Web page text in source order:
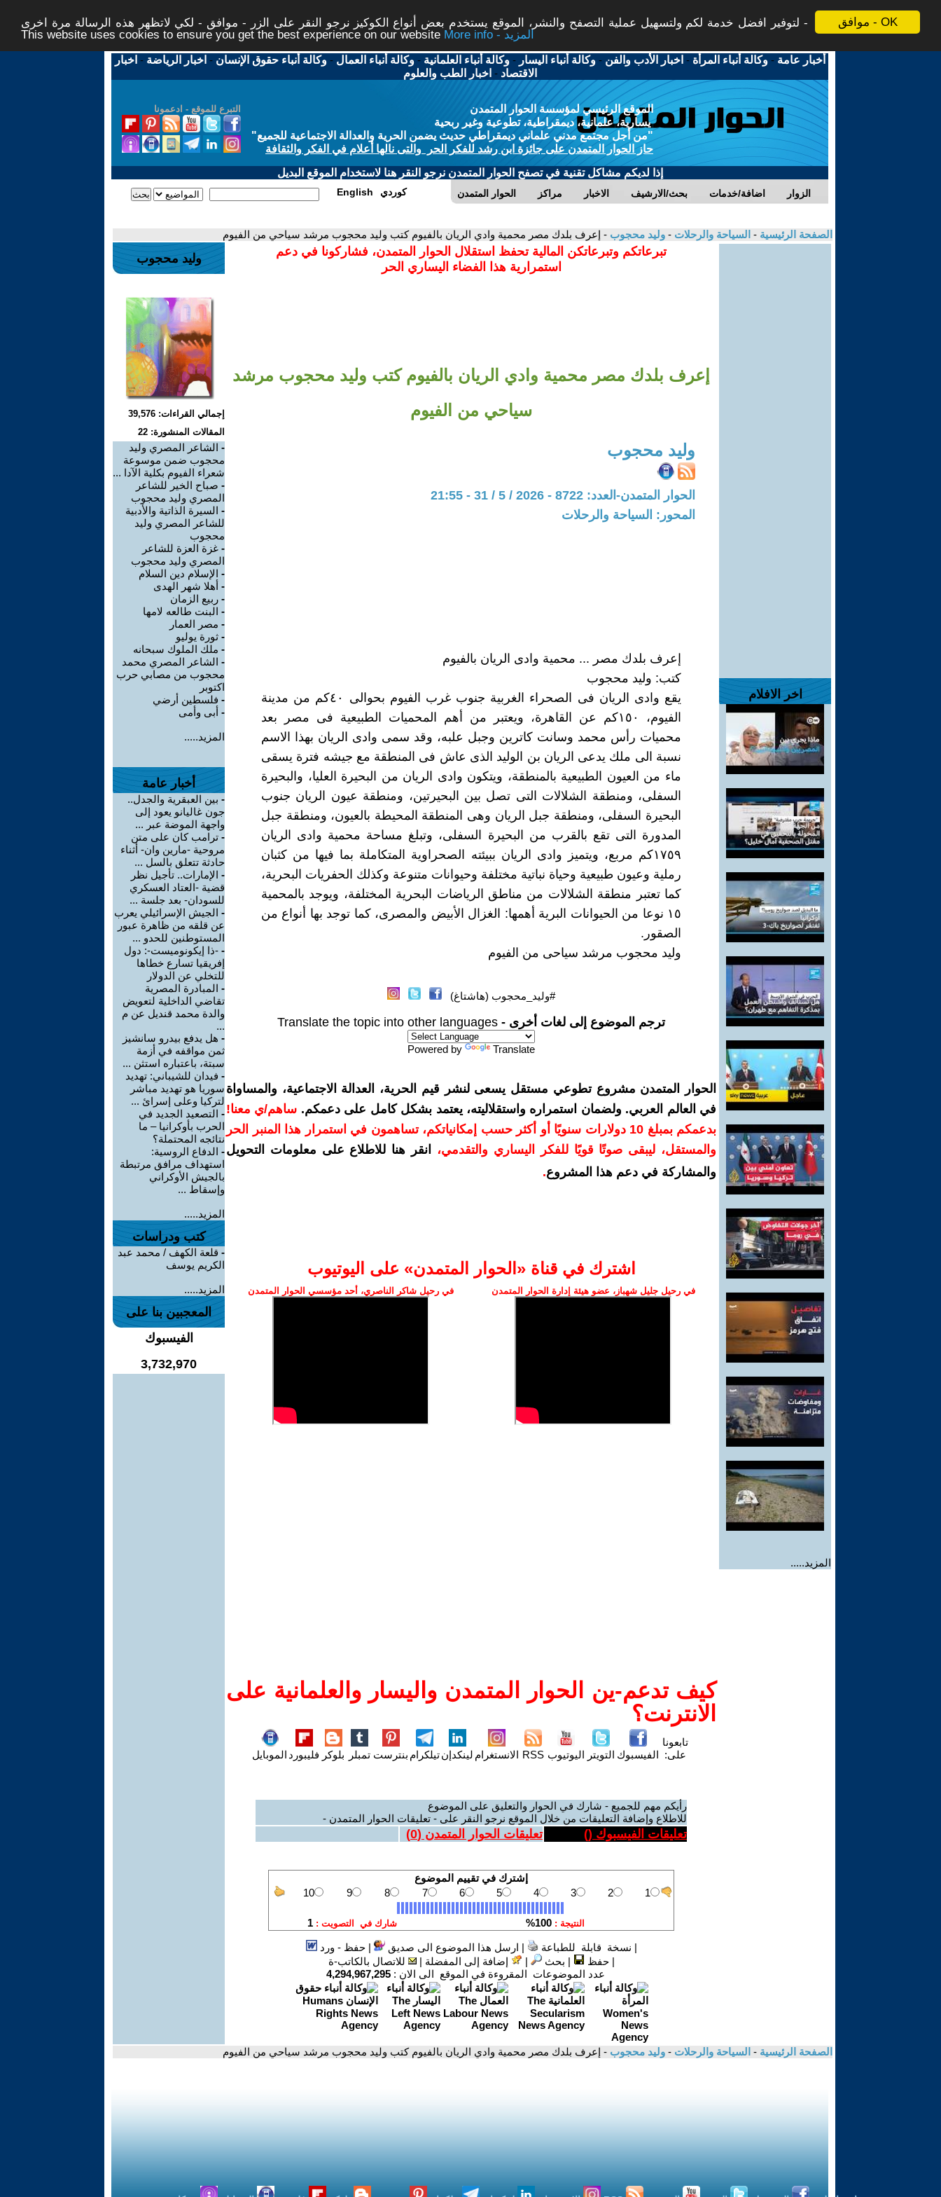
موافق - OK
لتوفير افضل خدمة لكم ولتسهيل عملية التصفح والنشر، الموقع يستخدم بعض أنواع الكوكيز نرجو النقر على الزر - موافق - لكي لاتظهر هذه الرسالة مرة اخرى -
This website uses cookies to ensure you get the best experience on our website
More info - المزيد
أخبار عامة -وكالة أنباء المرأة - اخبار الأدب والفن -وكالة أنباء اليسار -وكالة أنباء العلمانية -وكالة أنباء العمال -وكالة أنباء حقوق الإنسان - اخبار الرياضة - اخبار
الاقتصاد - اخبار الطب والعلوم
التبرع للموقع - ادعمونا
الموقع الرئيسي لمؤسسة الحوار المتمدن
يسارية، علمانية، ديمقراطية، تطوعية وغير ربحية
"من أجل مجتمع مدني علماني ديمقراطي حديث يضمن الحرية والعدالة الاجتماعية للجميع"
حاز الحوار المتمدن على جائزة ابن رشد للفكر الحر والتى نالها أعلام في الفكر والثقافة
إذا لديكم مشاكل تقنية في تصفح الحوار المتمدن نرجو النقر هنا لاستخدام الموقع البديل
الحوار المتمدن مراكز الاخبار بحث/الارشيف اضافة/خدمات الزوار English كوردي
الصفحة الرئيسية - السياحة والرحلات - وليد محجوب - إعرف بلدك مصر محمية وادي الريان بالفيوم كتب وليد محجوب مرشد سياحي من الفيوم
اخر الافلام
المزيد.....
تبرعاتكم وتبرعاتكن المالية تحفظ استقلال الحوار المتمدن، فشاركونا في دعم
استمرارية هذا الفضاء اليساري الحر
إعرف بلدك مصر محمية وادي الريان بالفيوم كتب وليد محجوب مرشد
سياحي من الفيوم
وليد محجوب
الحوار المتمدن-العدد: 8722 - 2026 / 5 / 31 - 21:55
المحور: السياحة والرحلات
إعرف بلدك مصر ... محمية وادى الريان بالفيوم
كتب: وليد محجوب
يقع وادى الريان فى الصحراء الغربية جنوب غرب الفيوم بحوالى ٤٠كم من مدينة
الفيوم، ١٥٠كم عن القاهرة، ويعتبر من أهم المحميات الطبيعية فى مصر بعد
محميات رأس محمد وسانت كاترين وجبل علبه، وقد سمى وادى الريان بهذا الاسم
نسبة الى ملك يدعى الريان بن الوليد الذى عاش فى المنطقة مع جيشه فترة يسقى
ماء من العيون الطبيعية بالمنطقة، ويتكون وادى الريان من البحيرة العليا، والبحيرة
السفلى، ومنطقة الشلالات التى تصل بين البحيرتين، ومنطقة عيون الريان جنوب
البحيرة السفلى، ومنطقة جبل الريان وهى المنطقة المحيطة بالعيون، ومنطقة جبل
المدورة التى تقع بالقرب من البحيرة السفلى، وتبلغ مساحة محمية وادى الريان
١٧٥٩كم مربع، ويتميز وادى الريان ببيئته الصحراوية المتكاملة بما فيها من كثبان
رملية وعيون طبيعية وحياة نباتية مختلفة وحيوانات متنوعة وكذلك الحفريات البحرية،
كما تعتبر منطقة الشلالات من مناطق الرياضات البحرية المختلفة، ويوجد بالمحمية
١٥ نوعا من الحيوانات البرية أهمها: الغزال الأبيض والمصرى، كما توجد بها أنواع من
الصقور.
وليد محجوب مرشد سياحى من الفيوم
#وليد_محجوب (هاشتاغ)
ترجم الموضوع إلى لغات أخرى - Translate the topic into other languages
Powered by Translate
الحوار المتمدن مشروع تطوعي مستقل يسعى لنشر قيم الحرية، العدالة الاجتماعية، والمساواة
في العالم العربي. ولضمان استمراره واستقلاليته، يعتمد بشكل كامل على دعمكم. ساهم/ي معنا!
بدعمكم بمبلغ 10 دولارات سنويًا أو أكثر حسب إمكانياتكم، تساهمون في استمرار هذا المنبر الحر
والمستقل، ليبقى صوتًا قويًا للفكر اليساري والتقدمي،
انقر هنا للاطلاع على معلومات التحويل
والمشاركة في دعم هذا المشروع.
اشترك في قناة ‫«الحوار المتمدن» على اليوتيوب
في رحيل جليل شهباز، عضو هيئة إدارة الحوار المتمدن في رحيل شاكر الناصري، أحد مؤسسي الحوار المتمدن
كيف تدعم-ين الحوار المتمدن واليسار والعلمانية على
الانترنت؟
تابعونا
على: الفيسبوك التويتر اليوتيوب RSS الانستغرام لينكدإنتيلكرام بنترست تمبلر بلوكر فليبورد الموبايل
رأيكم مهم للجميع - شارك في الحوار والتعليق على الموضوع
للاطلاع وإضافة التعليقات من خلال الموقع نرجو النقر على - تعليقات الحوار المتمدن -
تعليقات الفيسبوك () تعليقات الحوار المتمدن (0
)
| نسخة قابلة للطباعة | ارسل هذا الموضوع الى صديق |حفظ - ورد
|حفظ | بحث | إضافة إلى المفضلة |
للاتصال بالكاتب-ة
عدد الموضوعات المقروءة في الموقع الى الان : 4,294,967,295
وليد محجوب
إجمالي القراءات: 39,576
المقالات المنشورة: 22
- الشاعر المصري وليد
محجوب ضمن موسوعة
شعراء الفيوم بكلية الآدا ...
- صباح الخير للشاعر
المصري وليد محجوب
- السيرة الذاتية والأدبية
للشاعر المصري وليد
محجوب
- غزة العزة للشاعر
المصري وليد محجوب
- الإسلام دين السلام
- أهلا شهر الهدى
- ربيع الزمان
- البنت طالعه لامها
- مصر العمار
- ثورة يوليو
- ملك الملوك سبحانه
- الشاعر المصري محمد
محجوب من مصابي حرب
اكتوبر
- فلسطين أرضي
- أبى وأمى
المزيد.....
أخبار عامة
- بين العبقرية والجدل..
جون غاليانو يعود إلى
واجهة الموضة عبر ...
- ترامب كان على متن
مروحية -مارين وان- أثناء
حادثة تتعلق بالسل ...
- الإمارات.. تأجيل نظر
قضية -العتاد العسكري
للسودان- بعد جلسة ...
- الجيش الإسرائيلي يعرب
عن قلقه من ظاهرة عبور
المستوطنين للحدو ...
- -ذا إيكونوميست-: دول
إفريقيا تسارع خطاها
للتخلي عن الدولار
- المبادرة المصرية
تقاضي الداخلية لتعويض
والدة محمد قنديل عن م
...
- هل يدفع بيدرو سانشيز
ثمن مواقفه في أزمة
سبتة، باعتباره استثن ...
- فيدان للشيباني: تهديد
سوريا هو تهديد مباشر
لتركيا وعلى إسرائ ...
- التصعيد الجديد في
الحرب بأوكرانيا – ما
نتائجه المحتملة؟
- الدفاع الروسية:
استهداف مرافق مرتبطة
بالجيش الأوكراني
وإسقاط ...
المزيد.....
كتب ودراسات
- قلعة الكهف / محمد عبد
الكريم يوسف
المزيد.....
المعجبين بنا على
الفيسبوك
3,732,970
الصفحة الرئيسية - السياحة والرحلات - وليد محجوب - إعرف بلدك مصر محمية وادي الريان بالفيوم كتب وليد محجوب مرشد سياحي من الفيوم